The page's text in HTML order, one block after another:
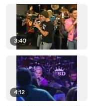
3:40
4:12